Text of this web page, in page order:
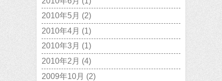
2010年5月 (2)
2010年4月 (1)
2010年3月 (1)
2010年2月 (4)
2009年10月 (2)